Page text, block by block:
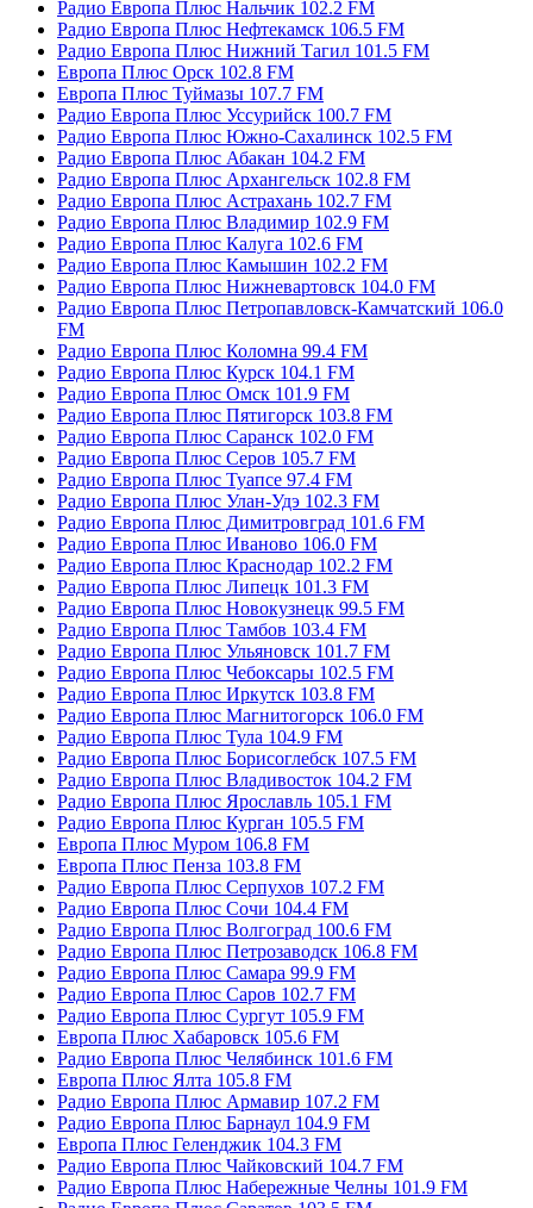
Радио Европа Плюс Нальчик 102.2 FM
Радио Европа Плюс Нефтекамск 106.5 FM
Радио Европа Плюс Нижний Тагил 101.5 FM
Европа Плюс Орск 102.8 FM
Европа Плюс Туймазы 107.7 FM
Радио Европа Плюс Уссурийск 100.7 FM
Радио Европа Плюс Южно-Сахалинск 102.5 FM
Радио Европа Плюс Абакан 104.2 FM
Радио Европа Плюс Архангельск 102.8 FM
Радио Европа Плюс Астрахань 102.7 FM
Радио Европа Плюс Владимир 102.9 FM
Радио Европа Плюс Калуга 102.6 FM
Радио Европа Плюс Камышин 102.2 FM
Радио Европа Плюс Нижневартовск 104.0 FM
Радио Европа Плюс Петропавловск-Камчатский 106.0
FM
Радио Европа Плюс Коломна 99.4 FM
Радио Европа Плюс Курск 104.1 FM
Радио Европа Плюс Омск 101.9 FM
Радио Европа Плюс Пятигорск 103.8 FM
Радио Европа Плюс Саранск 102.0 FM
Радио Европа Плюс Серов 105.7 FM
Радио Европа Плюс Туапсе 97.4 FM
Радио Европа Плюс Улан-Удэ 102.3 FM
Радио Европа Плюс Димитровград 101.6 FM
Радио Европа Плюс Иваново 106.0 FM
Радио Европа Плюс Краснодар 102.2 FM
Радио Европа Плюс Липецк 101.3 FM
Радио Европа Плюс Новокузнецк 99.5 FM
Радио Европа Плюс Тамбов 103.4 FM
Радио Европа Плюс Ульяновск 101.7 FM
Радио Европа Плюс Чебоксары 102.5 FM
Радио Европа Плюс Иркутск 103.8 FM
Радио Европа Плюс Магнитогорск 106.0 FM
Радио Европа Плюс Тула 104.9 FM
Радио Европа Плюс Борисоглебск 107.5 FM
Радио Европа Плюс Владивосток 104.2 FM
Радио Европа Плюс Ярославль 105.1 FM
Радио Европа Плюс Курган 105.5 FM
Европа Плюс Муром 106.8 FM
Европа Плюс Пенза 103.8 FM
Радио Европа Плюс Серпухов 107.2 FM
Радио Европа Плюс Сочи 104.4 FM
Радио Европа Плюс Волгоград 100.6 FM
Радио Европа Плюс Петрозаводск 106.8 FM
Радио Европа Плюс Самара 99.9 FM
Радио Европа Плюс Саров 102.7 FM
Радио Европа Плюс Сургут 105.9 FM
Европа Плюс Хабаровск 105.6 FM
Радио Европа Плюс Челябинск 101.6 FM
Европа Плюс Ялта 105.8 FM
Радио Европа Плюс Армавир 107.2 FM
Радио Европа Плюс Барнаул 104.9 FM
Европа Плюс Геленджик 104.3 FM
Радио Европа Плюс Чайковский 104.7 FM
Радио Европа Плюс Набережные Челны 101.9 FM